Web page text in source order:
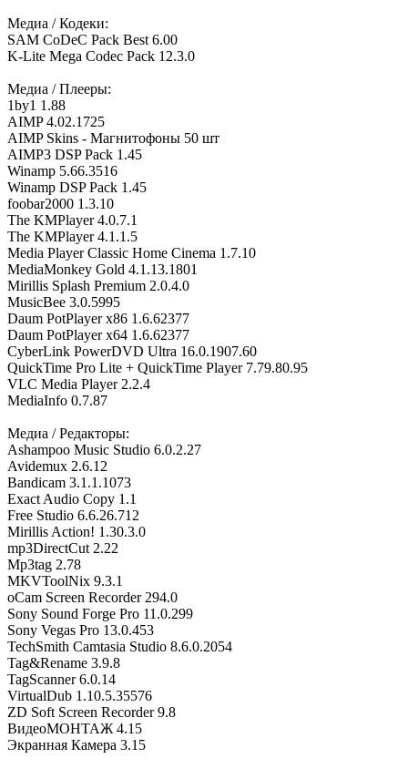
Медиа / Кодеки:
SAM CoDeC Pack Best 6.00
K-Lite Mega Codec Pack 12.3.0
Медиа / Плееры:
1by1 1.88
AIMP 4.02.1725
AIMP Skins - Магнитофоны 50 шт
AIMP3 DSP Pack 1.45
Winamp 5.66.3516
Winamp DSP Pack 1.45
foobar2000 1.3.10
The KMPlayer 4.0.7.1
The KMPlayer 4.1.1.5
Media Player Classic Home Cinema 1.7.10
MediaMonkey Gold 4.1.13.1801
Mirillis Splash Premium 2.0.4.0
MusicBee 3.0.5995
Daum PotPlayer x86 1.6.62377
Daum PotPlayer x64 1.6.62377
CyberLink PowerDVD Ultra 16.0.1907.60
QuickTime Pro Lite + QuickTime Player 7.79.80.95
VLC Media Player 2.2.4
MediaInfo 0.7.87
Медиа / Редакторы:
Ashampoo Music Studio 6.0.2.27
Avidemux 2.6.12
Bandicam 3.1.1.1073
Exact Audio Copy 1.1
Free Studio 6.6.26.712
Mirillis Action! 1.30.3.0
mp3DirectCut 2.22
Mp3tag 2.78
MKVToolNix 9.3.1
oCam Screen Recorder 294.0
Sony Sound Forge Pro 11.0.299
Sony Vegas Pro 13.0.453
TechSmith Camtasia Studio 8.6.0.2054
Tag&Rename 3.9.8
TagScanner 6.0.14
VirtualDub 1.10.5.35576
ZD Soft Screen Recorder 9.8
ВидеоМОНТАЖ 4.15
Экранная Камера 3.15